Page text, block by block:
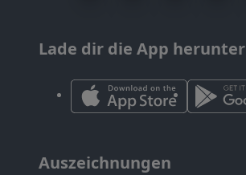
Lade dir die App herunter
Auszeichnungen